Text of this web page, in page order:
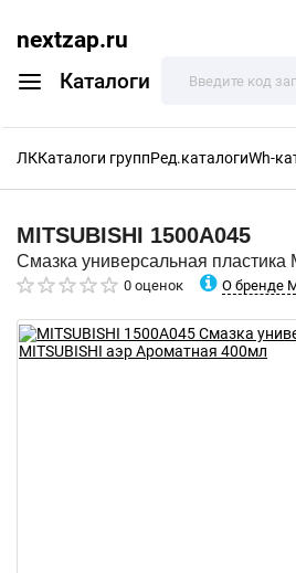
nextzap.ru
Каталоги
ЛККаталоги группРед.каталогиWh-
MITSUBISHI 1500A045
Смазка универсальная
0 оценок О бренде